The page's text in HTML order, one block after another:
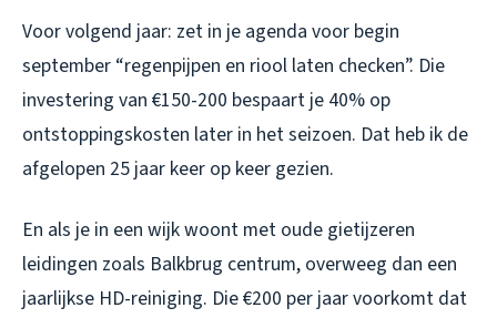
Voor volgend jaar: zet in je agenda voor begin
september “regenpijpen en riool laten checken”. Die
investering van €150-200 bespaart je 40% op
ontstoppingskosten later in het seizoen. Dat heb ik de
afgelopen 25 jaar keer op keer gezien.
En als je in een wijk woont met oude gietijzeren
leidingen zoals Balkbrug centrum, overweeg dan een
jaarlijkse HD-reiniging. Die €200 per jaar voorkomt dat